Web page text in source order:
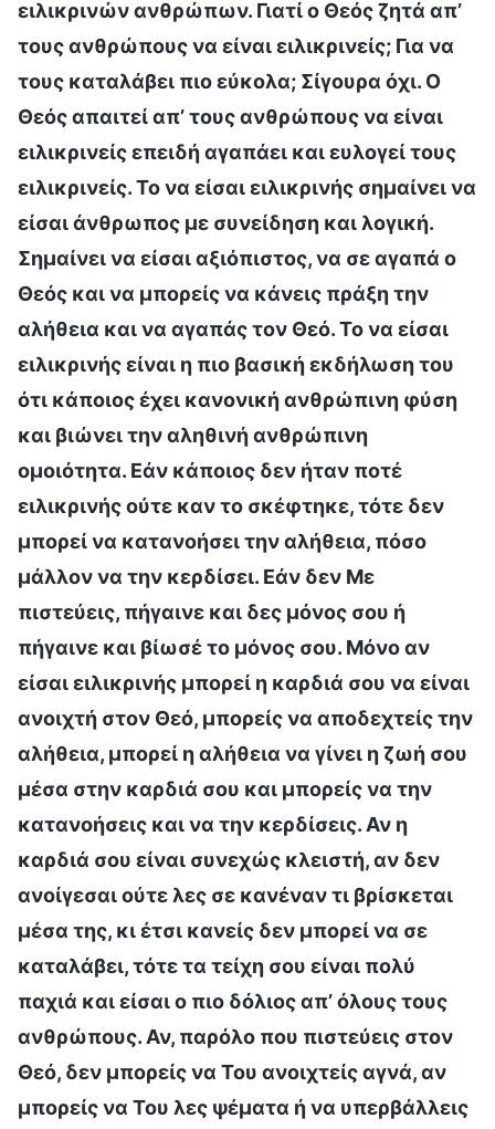
ειλικρινών ανθρώπων. Γιατί ο Θεός ζητά απ’
τους ανθρώπους να είναι ειλικρινείς; Για να
τους καταλάβει πιο εύκολα; Σίγουρα όχι. Ο
Θεός απαιτεί απ’ τους ανθρώπους να είναι
ειλικρινείς επειδή αγαπάει και ευλογεί τους
ειλικρινείς. Το να είσαι ειλικρινής σημαίνει να
είσαι άνθρωπος με συνείδηση και λογική.
Σημαίνει να είσαι αξιόπιστος, να σε αγαπά ο
Θεός και να μπορείς να κάνεις πράξη την
αλήθεια και να αγαπάς τον Θεό. Το να είσαι
ειλικρινής είναι η πιο βασική εκδήλωση του
ότι κάποιος έχει κανονική ανθρώπινη φύση
και βιώνει την αληθινή ανθρώπινη
ομοιότητα. Εάν κάποιος δεν ήταν ποτέ
ειλικρινής ούτε καν το σκέφτηκε, τότε δεν
μπορεί να κατανοήσει την αλήθεια, πόσο
μάλλον να την κερδίσει. Εάν δεν Με
πιστεύεις, πήγαινε και δες μόνος σου ή
πήγαινε και βίωσέ το μόνος σου. Μόνο αν
είσαι ειλικρινής μπορεί η καρδιά σου να είναι
ανοιχτή στον Θεό, μπορείς να αποδεχτείς την
αλήθεια, μπορεί η αλήθεια να γίνει η ζωή σου
μέσα στην καρδιά σου και μπορείς να την
κατανοήσεις και να την κερδίσεις. Αν η
καρδιά σου είναι συνεχώς κλειστή, αν δεν
ανοίγεσαι ούτε λες σε κανέναν τι βρίσκεται
μέσα της, κι έτσι κανείς δεν μπορεί να σε
καταλάβει, τότε τα τείχη σου είναι πολύ
παχιά και είσαι ο πιο δόλιος απ’ όλους τους
ανθρώπους. Αν, παρόλο που πιστεύεις στον
Θεό, δεν μπορείς να Του ανοιχτείς αγνά, αν
μπορείς να Του λες ψέματα ή να υπερβάλλεις